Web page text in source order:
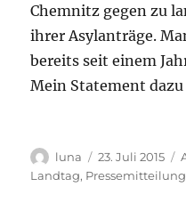
Chemnitz gegen zu
ihrer Asylanträge.
bereits seit einem
Mein Statement
Autor
luna
Veröffentlicht
am
23. Juli 2015
Landtag,